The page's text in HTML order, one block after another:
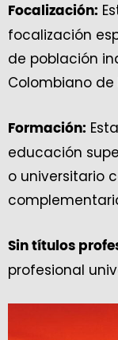
Focalización:
focalización
de población
Colombiano de
Formación:
educación
o universitario
Sin títulos
profesional